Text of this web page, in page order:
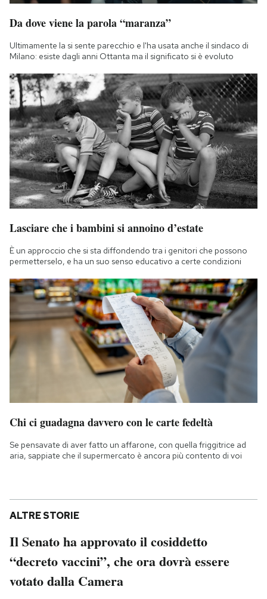
Notifiche mobile
Regala il Post
Hai bisogno di aiuto?
Esci
Da dove viene la parola “maranza”
Ultimamente la si sente parecchio e l'ha usata anche il sindaco di
Milano: esiste dagli anni Ottanta ma il significato si è evoluto
Lasciare che i bambini si annoino d’estate
È un approccio che si sta diffondendo tra i genitori che possono
permetterselo, e ha un suo senso educativo a certe condizioni
Chi ci guadagna davvero con le carte fedeltà
Se pensavate di aver fatto un affarone, con quella friggitrice ad
aria, sappiate che il supermercato è ancora più contento di voi
ALTRE STORIE
Il Senato ha approvato il cosiddetto
“decreto vaccini”, che ora dovrà essere
votato dalla Camera